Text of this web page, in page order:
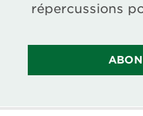
répercussions